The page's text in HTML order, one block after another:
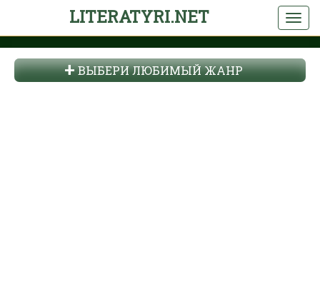
LITERATYRI.NET
ВЫБЕРИ ЛЮБИМЫЙ ЖАНР